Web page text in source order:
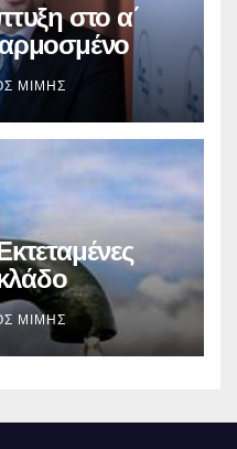
στο α΄
ΜΊΜΗΣ
Πέμπτη
ΜΊΜΗΣ